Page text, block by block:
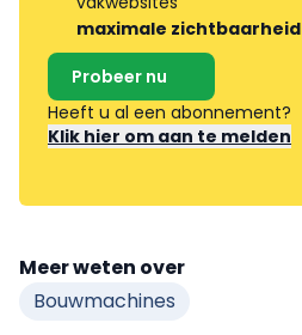
maximale zichtbaarheid
Probeer nu
Heeft u al een abonnement?
Klik hier om aan te melden
Meer weten over
Bouwmachines